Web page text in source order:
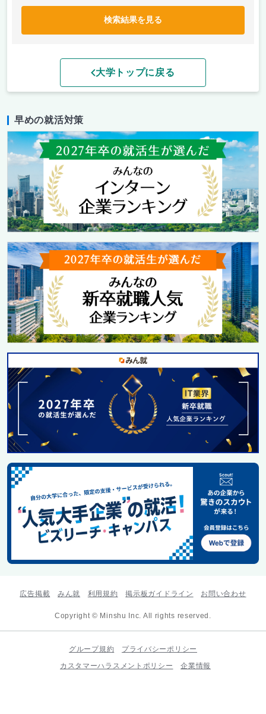
検索結果を見る
大学トップに戻る
早めの就活対策
広告掲載 みん就 利用規約 掲示板ガイドライン お問い合わせ
Copyright © Minshu Inc. All rights reserved.
グループ規約
プライバシーポリシー
カスタマーハラスメントポリシー
企業情報